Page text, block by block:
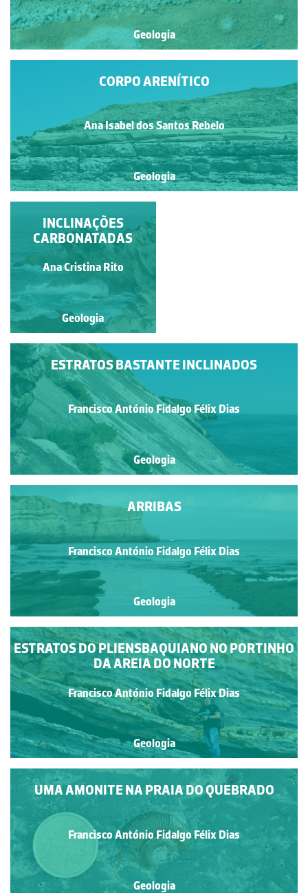
Geologia
CORPO ARENÍTICO
Ana Isabel dos Santos Rebelo
Geologia
UMA OBRA-PRIMA DA
NATUREZA EM
ESTRATOS DO
PLIENSBAQUIANO
Francisco António Fidalgo
Félix Dias
Geologia
ESTRATOS BASTANTE INCLINADOS
Francisco António Fidalgo Félix Dias
Geologia
INCLINAÇÕES
CARBONATADAS
Ana Cristina Rito
Geologia
ARRIBAS
Francisco António Fidalgo Félix Dias
Geologia
ESTRATOS DO PLIENSBAQUIANO NO PORTINHO
DA AREIA DO NORTE
Francisco António Fidalgo Félix Dias
Geologia
UMA AMONITE NA PRAIA DO QUEBRADO
Francisco António Fidalgo Félix Dias
Geologia